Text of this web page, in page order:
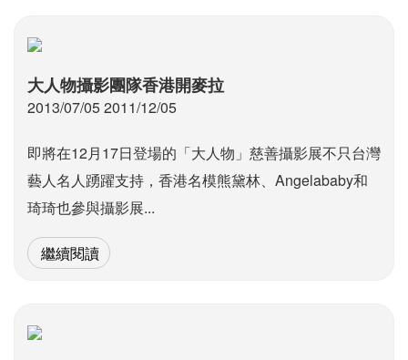
大人物攝影團隊香港開麥拉
2013/07/05 2011/12/05
即將在12月17日登場的「大人物」慈善攝影展不只台灣
藝人名人踴躍支持，香港名模熊黛林、Angelababy和
琦琦也參與攝影展...
繼續閱讀